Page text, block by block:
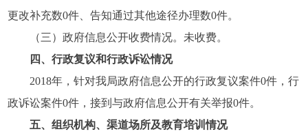
更改补充数0件、告知通过其他途径办理数0件。
（三）政府信息公开收费情况。未收费。
四、行政复议和行政诉讼情况
2018年，针对我局政府信息公开的行政复议案件0件，行
政诉讼案件0件，接到与政府信息公开有关举报0件。
五、组织机构、渠道场所及教育培训情况